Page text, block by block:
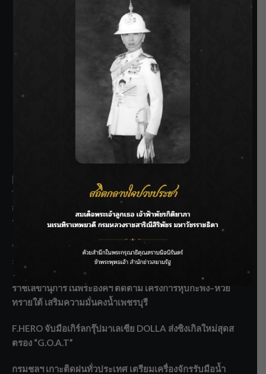
SIAMRATH VARIETY
THE BEST ENTERTAINMENT
Recent Posts
กรมชลฯ รับฟังประชาชน ติดตามแก้ปัญหาโครงการประตู
ระบายน้ำศรีสองรักฯ
‘แมน การิน’ แชร์ความเชื่อชวนคิด! “อยากกินอะไรหลังจาก
ลาโลกนี้ ให้ใส่บาตรสิ่งนั้นไว้ตอนยังมีชีวิต”
ราชเลขานุการในพระองค์ฯ ติดตามโครงการหุบกะพง–ห้วย
ทรายใต้ เสริมความมั่นคงน้ำเพชรบุรี
F.HERO จับมือเกิร์ลกรุ๊ปมาเลเซีย DOLLA ส่งซิงเกิลใหม่สุดส
ตรอง “G.O.A.T”
กรมชลฯ เกาะติดฝนทั่วประเทศ เตรียมเครื่องจักรรับมือน้ำ